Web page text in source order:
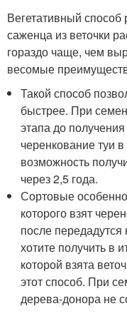
Вегетативный
саженца из веточки
гораздо чаще, чем
весомые
Такой способ
быстрее. При
этапа до
черенкование туи
возможность
через 2,5 года.
Сортовые
которого взят
после
хотите получить в
которой взята
этот способ. При
дерева-донора не